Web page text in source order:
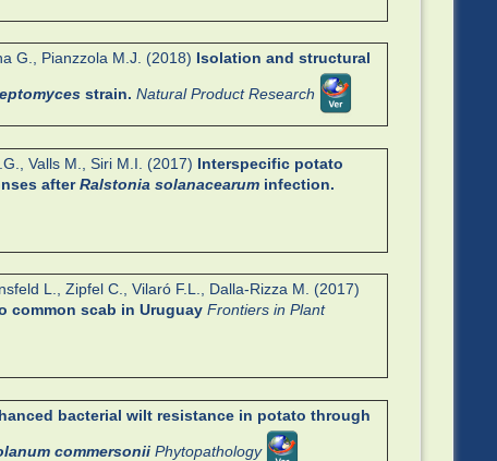
G., Pianzzola M.J. (2018) Isolation and structural
strain. Natural Product Research
Valls M., Siri M.I. (2017) Interspecific potato
afterRalstonia solanacearum infection.
L., Zipfel C., Vilaró F.L., Dalla-Rizza M. (2017)
common scab in Uruguay Frontiers in Plant
bacterial wilt resistance in potato through
commersonii Phytopathology